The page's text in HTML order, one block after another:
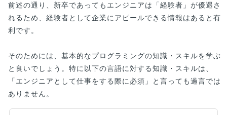
前述の通り、新卒であってもエンジニアは「経験者」が優遇さ
れるため、経験者として企業にアピールできる情報はあると有
利です。
そのためには、基本的なプログラミングの知識・スキルを学ぶ
と良いでしょう。特に以下の言語に対する知識・スキルは、
「エンジニアとして仕事をする際に必須」と言っても過言では
ありません。